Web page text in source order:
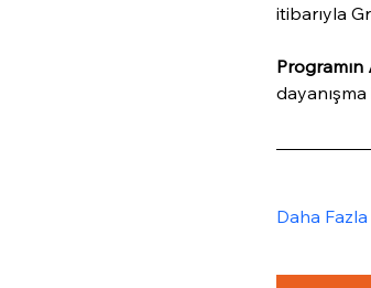
itibarıyla
Programın
Daha